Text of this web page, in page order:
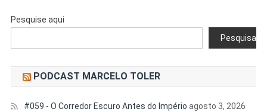
Pesquise aqui
Pesquisar
PODCAST MARCELO TOLER
#059 - O Corredor Escuro Antes do Império agosto 3, 2026